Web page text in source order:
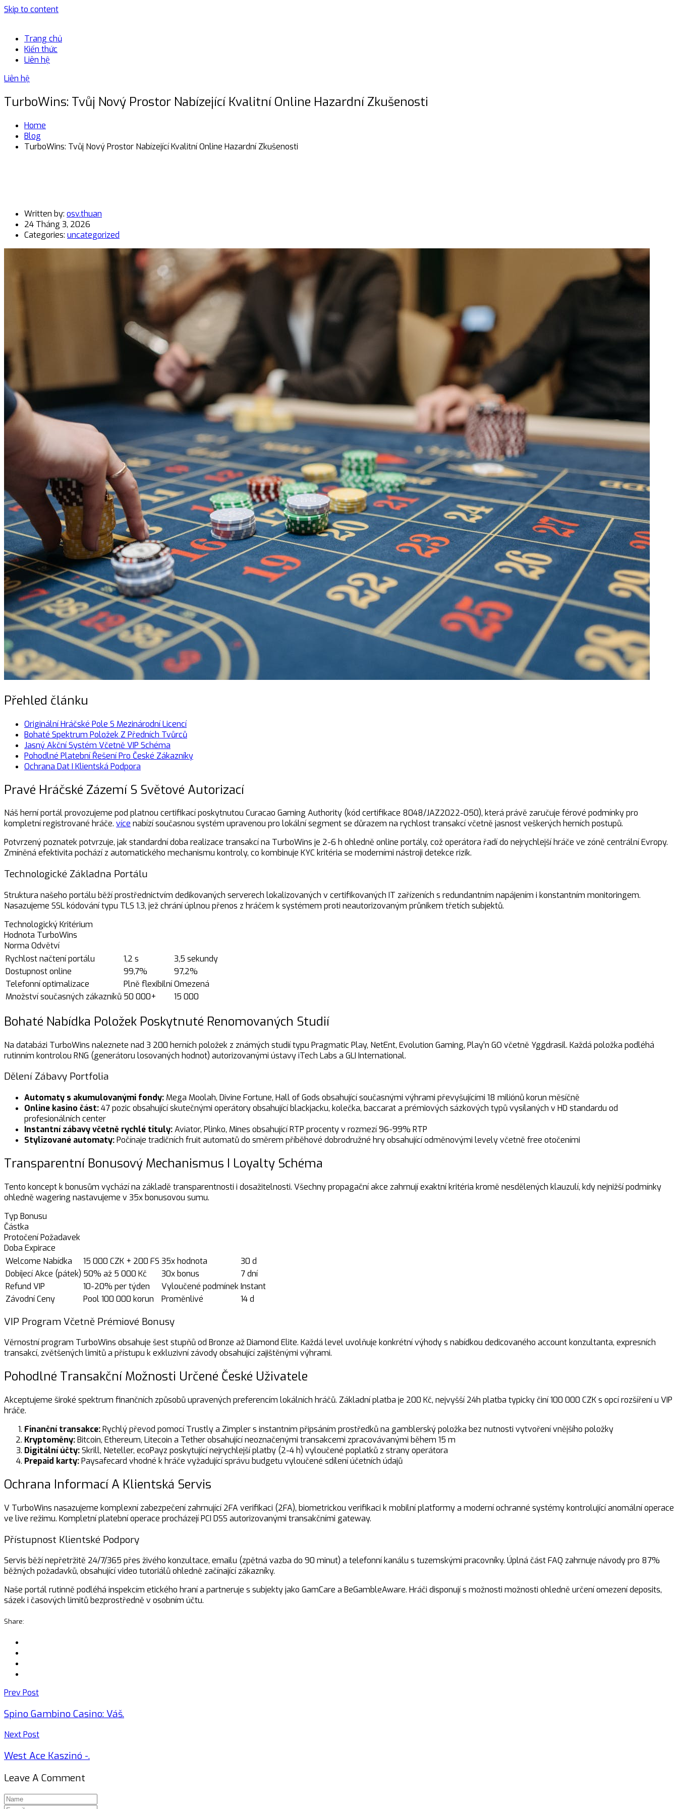
Skip to content
Trang chủ
Kiến thức
Liên hệ
Liên hệ
TurboWins: Tvůj Nový Prostor Nabízející Kvalitní Online Hazardní Zkušenosti
Home
Blog
TurboWins: Tvůj Nový Prostor Nabízející Kvalitní Online Hazardní Zkušenosti
Written by: osv.thuan
24 Tháng 3, 2026
Categories: uncategorized
Přehled článku
Originální Hráčské Pole S Mezinárodní Licencí
Bohaté Spektrum Položek Z Předních Tvůrců
Jasný Akční Systém Včetně VIP Schéma
Pohodlné Platební Řešení Pro České Zákazníky
Ochrana Dat I Klientská Podpora
Pravé Hráčské Zázemí S Světové Autorizací
Náš herní portál provozujeme pod platnou certifikací poskytnutou Curacao Gaming Authority (kód certifikace 8048/JAZ2022-050), která právě zaručuje férové podmínky pro
kompletní registrované hráče. více nabízí současnou systém upravenou pro lokální segment se důrazem na rychlost transakcí včetně jasnost veškerých herních postupů.
Potvrzený poznatek potvrzuje, jak standardní doba realizace transakcí na TurboWins je 2-6 h ohledně online portály, což operátora řadí do nejrychlejší hráče ve zóně centrální Evropy.
Zmíněná efektivita pochází z automatického mechanismu kontroly, co kombinuje KYC kritéria se moderními nástroji detekce rizik.
Technologické Základna Portálu
Struktura našeho portálu běží prostřednictvím dedikovaných serverech lokalizovaných v certifikovaných IT zařízeních s redundantním napájením i konstantním monitoringem.
Nasazujeme SSL kódování typu TLS 1.3, jež chrání úplnou přenos z hráčem k systémem proti neautorizovaným průnikem třetích subjektů.
Technologický Kritérium
Hodnota TurboWins
Norma Odvětví
Rychlost načtení portálu
1,2 s
3,5 sekundy
Dostupnost online
99,7%
97,2%
Telefonní optimalizace
Plně flexibilníOmezená
Množství současných zákazníků 50 000+ 15 000
Bohaté Nabídka Položek Poskytnuté Renomovaných Studií
Na databázi TurboWins naleznete nad 3 200 herních položek z známých studií typu Pragmatic Play, NetEnt, Evolution Gaming, Play’n GO včetně Yggdrasil. Každá položka podléhá
rutinním kontrolou RNG (generátoru losovaných hodnot) autorizovanými ústavy iTech Labs a GLI International.
Dělení Zábavy Portfolia
Automaty s akumulovanými fondy: Mega Moolah, Divine Fortune, Hall of Gods obsahující současnými výhrami převyšujícími 18 miliónů korun měsíčně
Online kasino část:47 pozic obsahující skutečnými operátory obsahující blackjacku, kolečka, baccarat a prémiových sázkových typů vysílaných v HD standardu od
profesionálních center
Instantní zábavy včetně rychlé tituly:Aviator, Plinko, Mines obsahující RTP procenty v rozmezí 96-99% RTP
Stylizované automaty:Počínaje tradičních fruit automatů do směrem příběhové dobrodružné hry obsahující odměnovými levely včetně free otočeními
Transparentní Bonusový Mechanismus I Loyalty Schéma
Tento koncept k bonusům vychází na základě transparentnosti i dosažitelnosti. Všechny propagační akce zahrnují exaktní kritéria kromě nesdělených klauzulí, kdy nejnižší podmínky
ohledně wagering nastavujeme v 35x bonusovou sumu.
Typ Bonusu
Částka
Protočení Požadavek
Doba Expirace
Welcome Nabídka
15 000 CZK + 200 FS 35x hodnota
30 d
Dobíjecí Akce (pátek) 50% až 5 000 Kč 30x bonus
7 dní
Refund VIP
10-20% per týden Vyloučené podmínekInstant
Závodní Ceny
Pool 100 000 korun Proměnlivé 14 d
VIP Program Včetně Prémiové Bonusy
Věrnostní program TurboWins obsahuje šest stupňů od Bronze až Diamond Elite. Každá level uvolňuje konkrétní výhody s nabídkou dedicovaného account konzultanta, expresních
transakcí, zvětšených limitů a přístupu k exkluzivní závody obsahující zajištěnými výhrami.
Pohodlné Transakční Možnosti Určené České Uživatele
Akceptujeme široké spektrum finančních způsobů upravených preferencím lokálních hráčů. Základní platba je 200 Kč, nejvyšší 24h platba typicky činí 100 000 CZK s opcí rozšíření u VIP
hráče.
Finanční transakce:Rychlý převod pomocí Trustly a Zimpler s instantním připsáním prostředků na gamblerský položka bez nutnosti vytvoření vnějšího položky
Kryptoměny:Bitcoin, Ethereum, Litecoin a Tether obsahující neoznačenými transakcemi zpracovávanými během 15 m
Digitální účty:Skrill, Neteller, ecoPayz poskytující nejrychlejší platby (2-4 h) vyloučené poplatků z strany operátora
Prepaid karty:Paysafecard vhodné k hráče vyžadující správu budgetu vyloučené sdílení účetních údajů
Ochrana Informací A Klientská Servis
V TurboWins nasazujeme komplexní zabezpečení zahrnující 2FA verifikaci (2FA), biometrickou verifikaci k mobilní platformy a moderní ochranné systémy kontrolující anomální operace
ve live režimu. Kompletní platební operace procházejí PCI DSS autorizovanými transakčními gateway.
Přístupnost Klientské Podpory
Servis běží nepřetržitě 24/7/365 přes živého konzultace, emailu (zpětná vazba do 90 minut) a telefonní kanálu s tuzemskými pracovníky. Úplná část FAQ zahrnuje návody pro 87%
běžných požadavků, obsahující video tutoriálů ohledně začínající zákazníky.
Naše portál rutinně podléhá inspekcím etického hraní a partneruje s subjekty jako GamCare a BeGambleAware. Hráči disponují s možnosti možnosti ohledně určení omezení deposits,
sázek i časových limitů bezprostředně v osobním účtu.
Share:
Prev Post
Spino Gambino Casino: Váš.
Next Post
West Ace Kaszinó -.
Leave A Comment